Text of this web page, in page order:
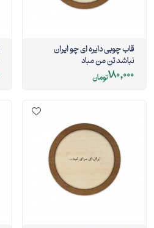
قاب چوبی دایره ای چو ایران
نباشد تن من مباد
180,000تومان